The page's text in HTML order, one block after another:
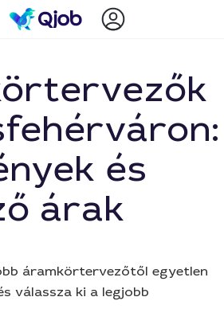
és
árak
áramkörtervezőtől egyetlen
válassza ki a legjobb